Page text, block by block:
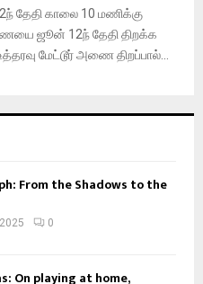
தேதி காலை 10 மணிக்கு
ஜூன் 12ந் தேதி திறக்க
மேட்டூர் அணை திறப்பால்...
From the Shadows to the
0
On playing at home,